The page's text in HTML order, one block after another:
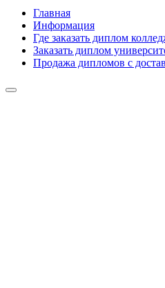
Главная
Информация
Где заказать диплом
Заказать диплом
Продажа дипломов с